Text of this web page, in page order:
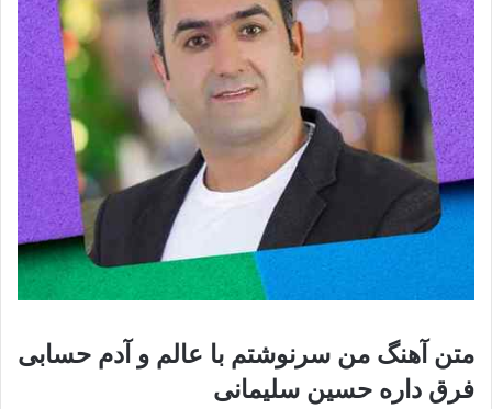
متن آهنگ من سرنوشتم با عالم و آدم حسابی
فرق داره حسین سلیمانی